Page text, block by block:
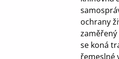
ochrany
se koná
řemeslné